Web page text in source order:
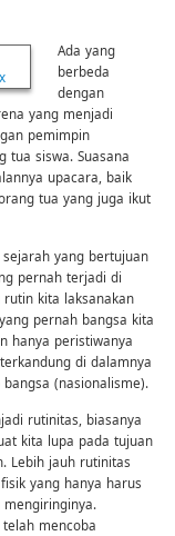
Ada yang
berbeda
dengan
yang menjadi
pemimpin
tua siswa. Suasana
upacara, baik
tua yang juga ikut
yang bertujuan
pernah terjadi di
kita laksanakan
pernah bangsa kita
hanya peristiwanya
di dalamnya
(nasionalisme).
rutinitas, biasanya
kita lupa pada tujuan
Lebih jauh rutinitas
yang hanya harus
mencoba